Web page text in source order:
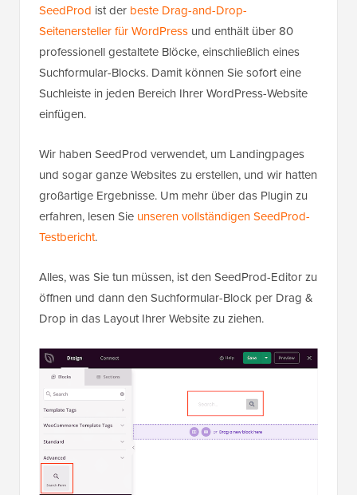
SeedProd ist der beste Drag-and-Drop-
Seitenersteller für WordPress und enthält über 80
professionell gestaltete Blöcke, einschließlich eines
Suchformular-Blocks. Damit können Sie sofort eine
Suchleiste in jeden Bereich Ihrer WordPress-Website
einfügen.
Wir haben SeedProd verwendet, um Landingpages
und sogar ganze Websites zu erstellen, und wir hatten
großartige Ergebnisse. Um mehr über das Plugin zu
erfahren, lesen Sie unseren vollständigen SeedProd-
Testbericht.
Alles, was Sie tun müssen, ist den SeedProd-Editor zu
öffnen und dann den Suchformular-Block per Drag &
Drop in das Layout Ihrer Website zu ziehen.